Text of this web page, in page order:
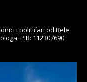
i političari od Bele
PIB: 112307690